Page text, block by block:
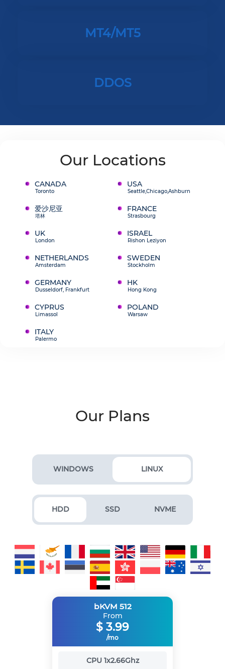
MT4/MT5
DDOS
Our Locations
CANADA
Toronto
USA
Seattle,Chicago,Ashburn
爱沙尼亚
塔林
FRANCE
Strasbourg
UK
London
ISRAEL
Rishon Leziyon
NETHERLANDS
Amsterdam
SWEDEN
Stockholm
GERMANY
Dusseldorf, Frankfurt
HK
Hong Kong
CYPRUS
Limassol
POLAND
Warsaw
ITALY
Palermo
Our Plans
WINDOWS LINUX
HDD SSD NVME
bKVM 512
From
$ 3.99
/mo
CPU 1x2.66Ghz